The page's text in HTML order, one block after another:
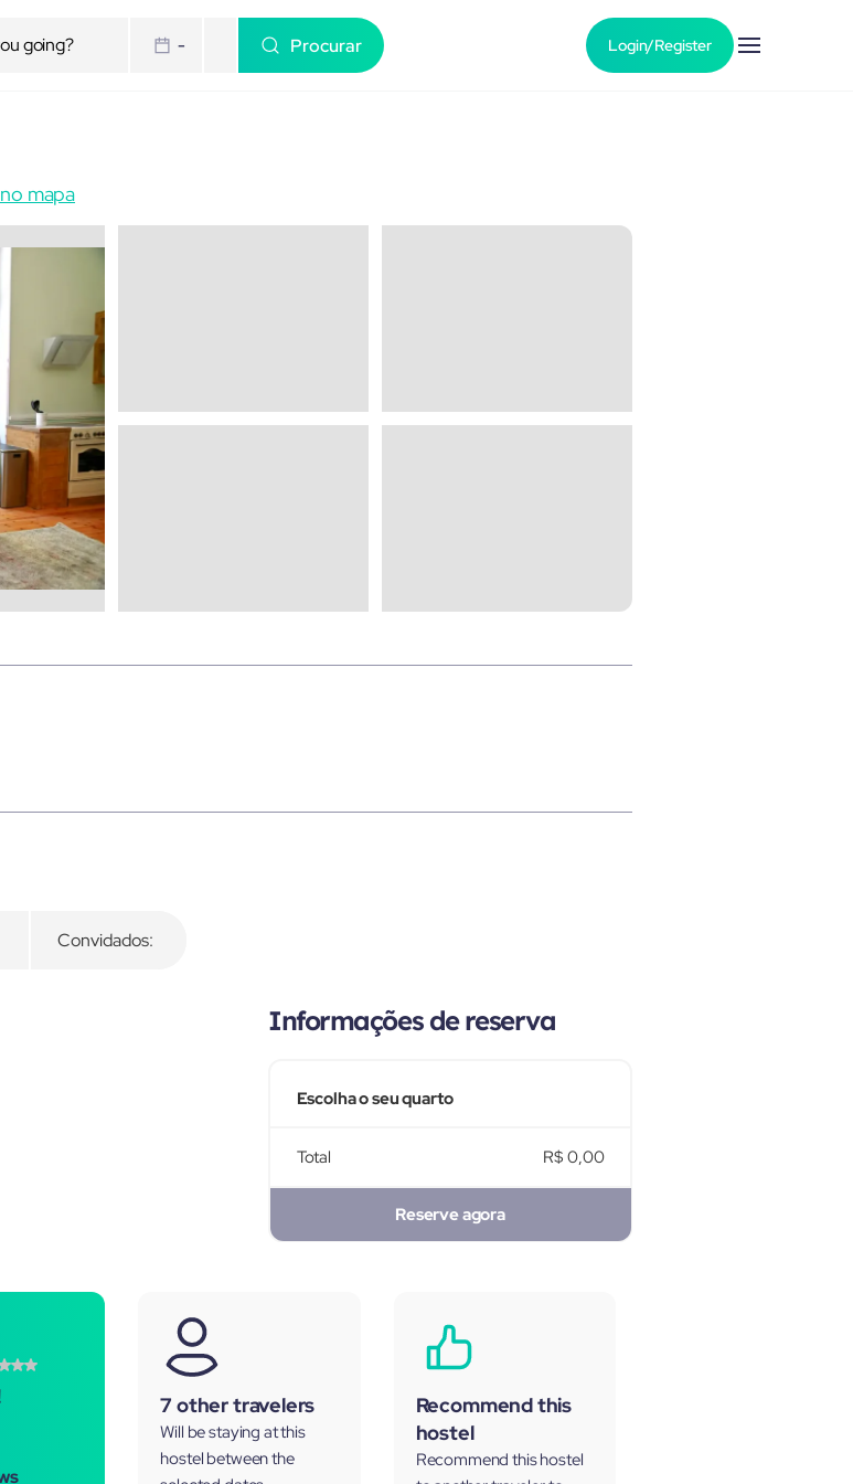
- Procurar Login/Register
mapa
Convidados:
Informações de reserva
Escolha o seu quarto
Total R$ 0,00
Reserve agora
7 other travelers
Will be staying at this
hostel between the
Recommend this
hostel
Recommend this hostel